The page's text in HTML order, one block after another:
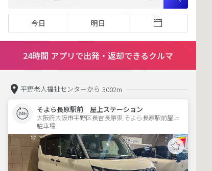
今日 明日
24時間 アプリで出発・返却できるクルマ
平野老人福祉センターから 3002m
そよら長原駅前 屋上ステーション
大阪府大阪市平野区長吉長原東 そよら長原駅前屋上
駐車場